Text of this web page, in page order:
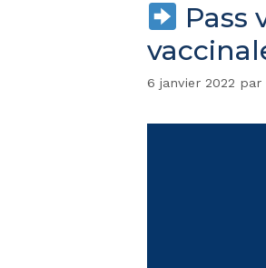
Pass
6 janvier 2022 par